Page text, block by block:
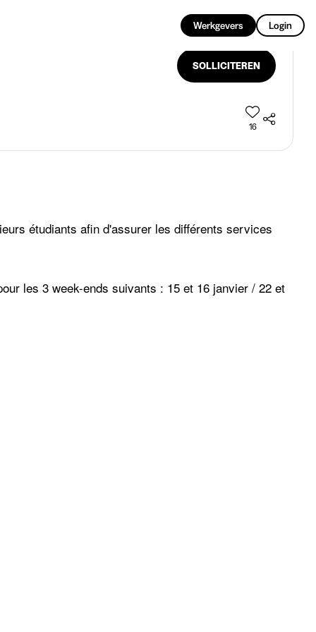
Werkgevers Login
SOLLICITEREN
16
étudiants afin d'assurer les différents services
les 3 week-ends suivants : 15 et 16 janvier / 22 et